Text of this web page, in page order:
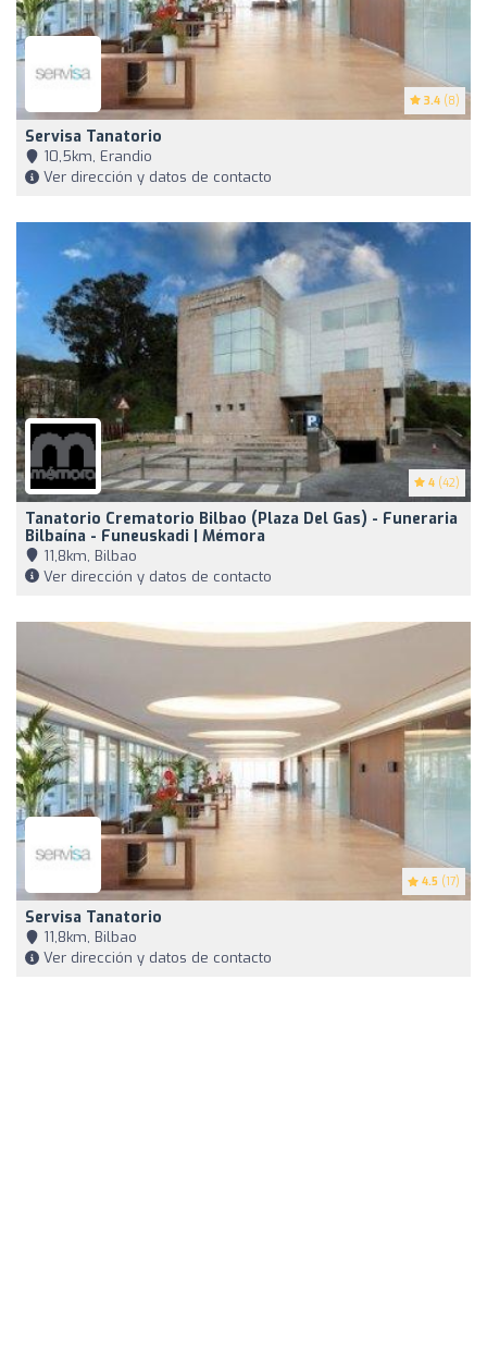
3.4 (8)
Servisa Tanatorio
10,5km, Erandio
Ver dirección y datos de contacto
4 (42)
Tanatorio Crematorio Bilbao (Plaza Del Gas) - Funeraria
Bilbaína - Funeuskadi | Mémora
11,8km, Bilbao
Ver dirección y datos de contacto
4.5 (17)
Servisa Tanatorio
11,8km, Bilbao
Ver dirección y datos de contacto